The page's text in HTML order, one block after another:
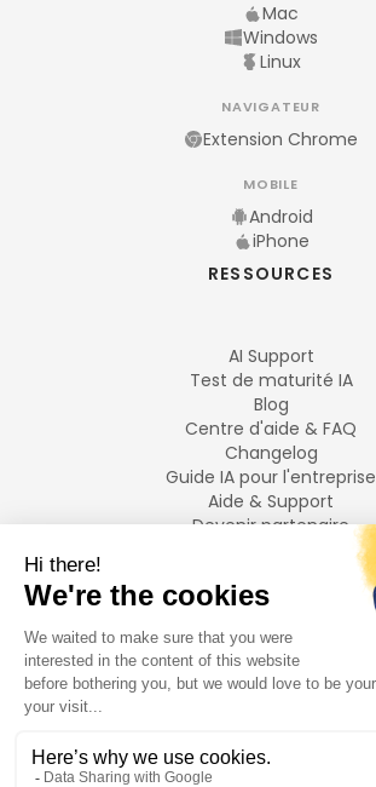
Mac
Windows
Linux
NAVIGATEUR
Extension Chrome
MOBILE
Android
iPhone
RESSOURCES
AI Support
Test de maturité IA
Blog
Centre d'aide & FAQ
Changelog
Guide IA pour l'entreprise
Aide & Support
Devenir partenaire
LANGUES
Français
English